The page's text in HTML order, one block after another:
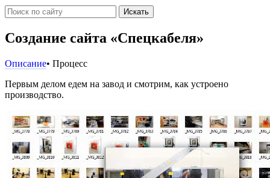
Искать
Создание сайта «Спецкабеля»
Описание• Процесс
Первым делом едем на завод и смотрим, как устроено
производство.